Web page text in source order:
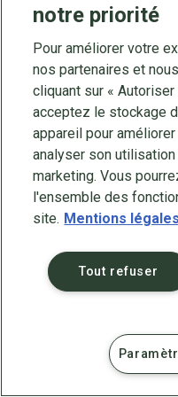
l’Organisation
©Cned2025
Accessibilité :
notre priorité
Pour améliorer votre
nos partenaires et
cliquant sur «
acceptez le stockage
appareil pour
analyser son
marketing. Vous
l'ensemble des
site. Mentions légales
Tout refuser